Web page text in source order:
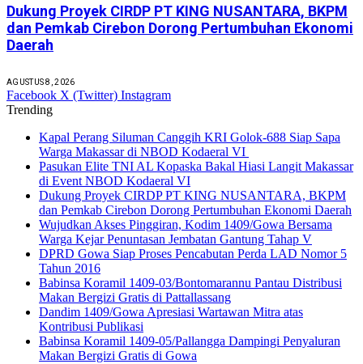
Dukung Proyek CIRDP PT KING NUSANTARA, BKPM
dan Pemkab Cirebon Dorong Pertumbuhan Ekonomi
Daerah
AGUSTUS 8, 2026
Facebook X (Twitter) Instagram
Trending
Kapal Perang Siluman Canggih KRI Golok-688 Siap Sapa
Warga Makassar di NBOD Kodaeral VI
Pasukan Elite TNI AL Kopaska Bakal Hiasi Langit Makassar
di Event NBOD Kodaeral VI
Dukung Proyek CIRDP PT KING NUSANTARA, BKPM
dan Pemkab Cirebon Dorong Pertumbuhan Ekonomi Daerah
Wujudkan Akses Pinggiran, Kodim 1409/Gowa Bersama
Warga Kejar Penuntasan Jembatan Gantung Tahap V
DPRD Gowa Siap Proses Pencabutan Perda LAD Nomor 5
Tahun 2016
Babinsa Koramil 1409-03/Bontomarannu Pantau Distribusi
Makan Bergizi Gratis di Pattallassang
Dandim 1409/Gowa Apresiasi Wartawan Mitra atas
Kontribusi Publikasi
Babinsa Koramil 1409-05/Pallangga Dampingi Penyaluran
Makan Bergizi Gratis di Gowa